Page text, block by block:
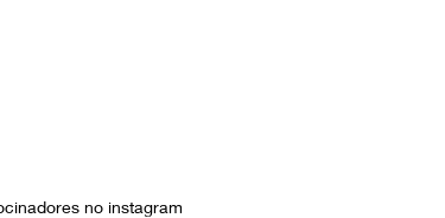
no instagram